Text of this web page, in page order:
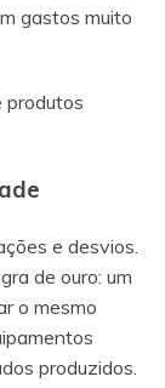
gastos muito
produtos
e desvios.
de ouro: um
o mesmo
produzidos.